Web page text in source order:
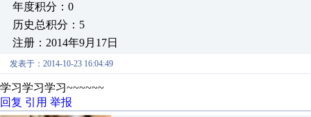
年度积分：0
历史总积分：5
注册：2014年9月17日
发表于：2014-10-23 16:04:49
学习学习学习~~~~~~
回复 引用 举报